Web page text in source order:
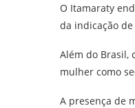
O Itamaraty
da indicação
Além do Brasil,
mulher como
A presença de